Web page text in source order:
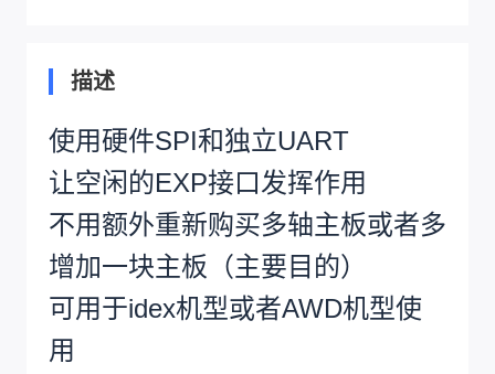
描述
使用硬件SPI和独立UART
让空闲的EXP接口发挥作用
不用额外重新购买多轴主板或者多
增加一块主板（主要目的）
可用于idex机型或者AWD机型使
用